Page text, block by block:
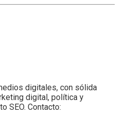
digitales, con sólida
digital, política y
SEO. Contacto: